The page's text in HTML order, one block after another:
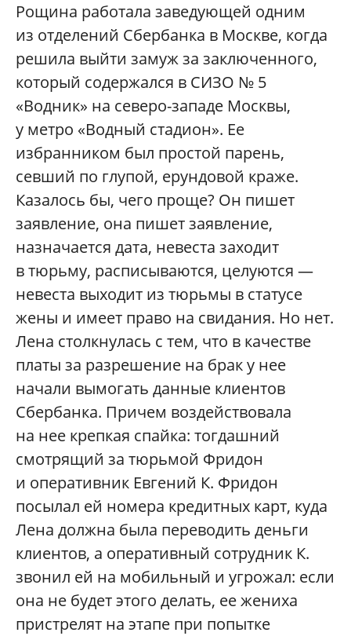
Рощина работала заведующей одним
из отделений Сбербанка в Москве, когда
решила выйти замуж за заключенного,
который содержался в СИЗО № 5
«Водник» на северо-западе Москвы,
у метро «Водный стадион». Ее
избранником был простой парень,
севший по глупой, ерундовой краже.
Казалось бы, чего проще? Он пишет
заявление, она пишет заявление,
назначается дата, невеста заходит
в тюрьму, расписываются, целуются —
невеста выходит из тюрьмы в статусе
жены и имеет право на свидания. Но нет.
Лена столкнулась с тем, что в качестве
платы за разрешение на брак у нее
начали вымогать данные клиентов
Сбербанка. Причем воздействовала
на нее крепкая спайка: тогдашний
смотрящий за тюрьмой Фридон
и оперативник Евгений К. Фридон
посылал ей номера кредитных карт, куда
Лена должна была переводить деньги
клиентов, а оперативный сотрудник К.
звонил ей на мобильный и угрожал: если
она не будет этого делать, ее жениха
пристрелят на этапе при попытке